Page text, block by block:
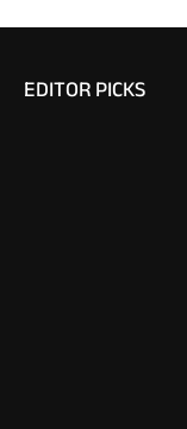
EDITOR PICKS